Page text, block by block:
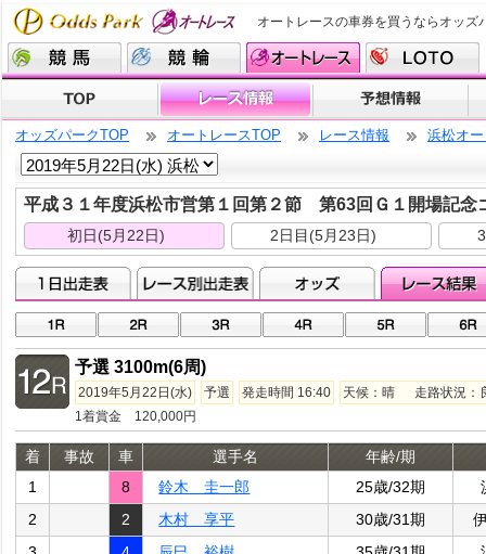
オートレースの車券を買うならオッズ
オッズパークTOP オートレースTOP レース情報 浜松オ
平成３１年度浜松市営第１回第２節 第63回Ｇ１開場記念
初日(5月22日) 2日目(5月23日)
予選 3100m(6周)
2019年5月22日(水) 予選 発走時間 16:40
天候：晴 走路状況
1着賞金 120,000円
着 事故 車 選手名 年齢/期
1
8 鈴木 圭一郎 25歳/32期
2
2 木村 享平 30歳/31期